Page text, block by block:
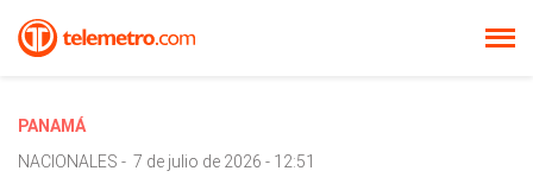
PANAMÁ
NACIONALES - 7 de julio de 2026 - 12:51